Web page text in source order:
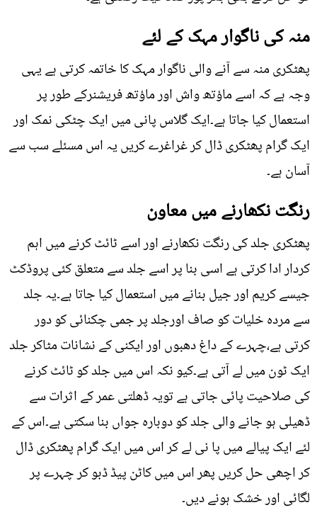
منہ کی ناگوار مہک کے لئے
پھٹکری منہ سے آنے والی ناگوار مہک کا خاتمہ کرتی ہے یہی
وجہ ہے کہ اسے ماؤتھ واش اور ماؤتھ فریشنرکے طور پر
استعمال کیا جاتا ہے۔ایک گلاس پانی میں ایک چٹکی نمک اور
ایک گرام پھٹکری ڈال کر غراغرے کریں یہ اس مسئلے سب سے
آسان ہے۔
رنگت نکھارنے میں معاون
پھٹکری جلد کی رنگت نکھارنے اور اسے ٹائٹ کرنے میں اہم
کردار ادا کرتی ہے اسی بنا پر اسے جلد سے متعلق کئی پروڈکٹ
جیسے کریم اور جیل بنانے میں استعمال کیا جاتا ہے۔یہ جلد
سے مردہ خلیات کو صاف اورجلد پر جمی چکنائی کو دور
کرتی ہے،چہرے کے داغ دھبوں اور ایکنی کے نشانات مٹاکر جلد
ایک ٹون میں لے آتی ہے۔کیو نکہ اس میں جلد کو ٹائٹ کرنے
کی صلاحیت پائی جاتی ہے تویہ ڈھلتی عمر کے اثرات سے
ڈھیلی ہو جانے والی جلد کو دوبارہ جواں بنا سکتی ہے۔اس کے
لئے ایک پیالے میں پا نی لے کر اس میں ایک گرام پھٹکری ڈال
کر اچھی حل کریں پھر اس میں کاٹن پیڈ ڈبو کر چہرے پر
لگائی اور خشک ہونے دیں۔